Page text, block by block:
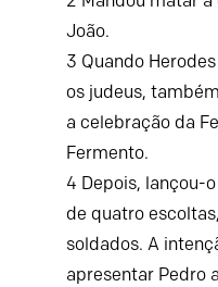
João.
3 Quando
os judeus,
a celebração da
Fermento.
4 Depois, lançou-
de quatro
soldados. A
apresentar Pedro